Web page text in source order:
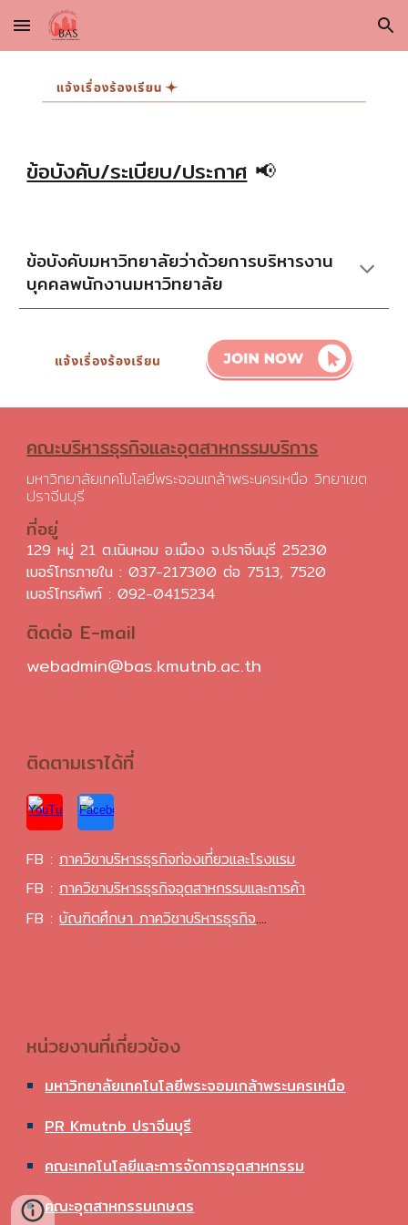
Skip to main content Skip to navigation
ข้อบังคับ/ระเบียบ/ประกาศ 📢
ข้อบังคับมหาวิทยาลัยว่าด้วยการบริหารงาน
บุคคลพนักงานมหาวิทยาลัย
คณะบริหารธุรกิจและอุตสาหกรรมบริการ
มหาวิทยาลัยเทคโนโลยีพระจอมเกล้าพระนครเหนือ วิทยาเขต
ปราจีนบุรี
ที่อยู่
129 หมู่ 21 ต.เนินหอม อ.เมือง จ.ปราจีนบุรี 25230
เบอร์โทรภายใน : 037-217300 ต่อ 7513, 7520
เบอร์โทรศัพท์ :092-0415234
ติดต่อ E-mail
webadmin@bas.kmutnb.ac.th
ติดตามเราได้ที่
FB :ภาควิชาบริหารธุรกิจท่องเที่ยวและโรงแรม
FB :ภาควิชาบริหารธุรกิจอุตสาหกรรมและการค้า
FB :บัณฑิตศึกษาภาควิชาบริหารธุรกิจ....
หน่วยงานที่เกี่ยวข้อง
มหาวิทยาลัยเทคโนโลยีพระจอมเกล้าพระนครเหนือ
PR Kmutnb ปราจีนบุรี
คณะเทคโนโลยีและการจัดการอุตสาหกรรม
คณะอุตสาหกรรมเกษตร